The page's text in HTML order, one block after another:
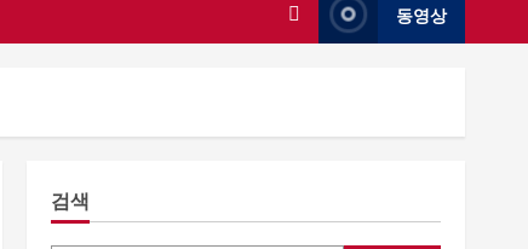
동영상
검색